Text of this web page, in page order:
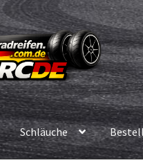
Schläuche